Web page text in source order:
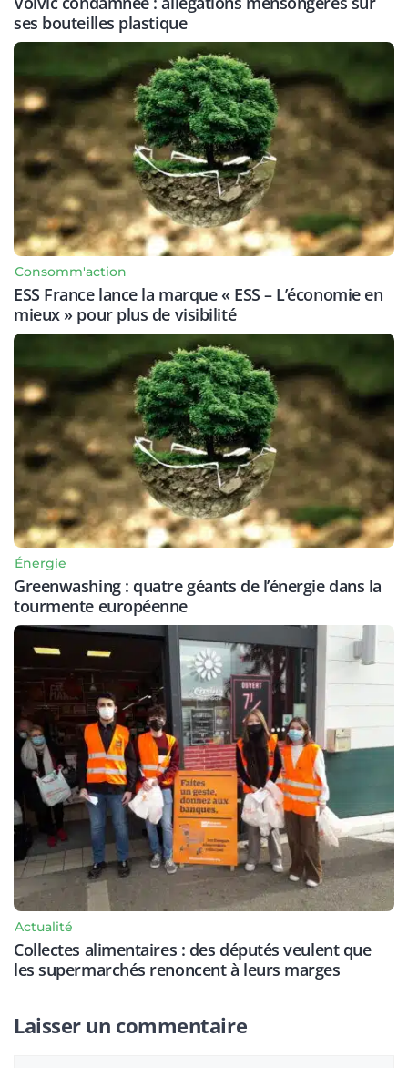
ses bouteilles plastique
Consomm'action
ESS France lance la marque « ESS – L’économie en
mieux » pour plus de visibilité
Énergie
Greenwashing : quatre géants de l’énergie dans la
tourmente européenne
Actualité
Collectes alimentaires : des députés veulent que
les supermarchés renoncent à leurs marges
Laisser un commentaire